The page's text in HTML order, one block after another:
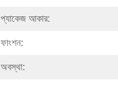
প্যাকেজ আকার:
ফাংশন:
অবস্থা: